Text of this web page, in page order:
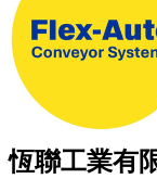
恆聯工業有